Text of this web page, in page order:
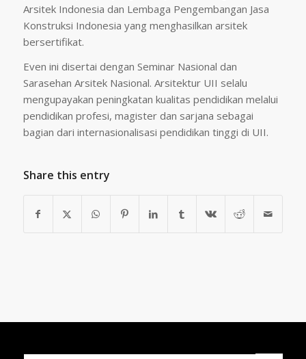
Arsitek Indonesia dan Lembaga Pengembangan Jasa
Konstruksi Indonesia yang menghasilkan arsitek
bersertifikat.
Even ini disertai dengan Seminar Nasional dan
Sarasehan Arsitek Nasional. Arsitektur UII selalu
mengupayakan peningkatan kualitas pendidikan melalui
pendidikan profesi, magister dan sarjana sebagai
bagian dari internasionalisasi pendidikan tinggi di UII.
Share this entry